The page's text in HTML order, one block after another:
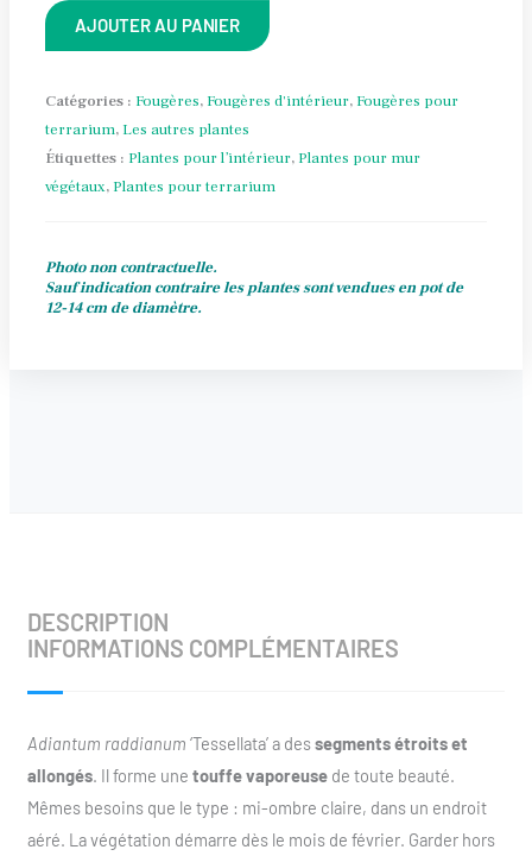
de
Adiantum
'Tessellata'
AJOUTER AU PANIER
Catégories : Fougères, Fougères d'intérieur, Fougères pour
terrarium, Les autres plantes
Étiquettes : Plantes pour l’intérieur, Plantes pour mur
végétaux, Plantes pour terrarium
Photo non contractuelle.
Sauf indication contraire les plantes sont vendues en pot de
12-14 cm de diamètre.
DESCRIPTION
INFORMATIONS COMPLÉMENTAIRES
Adiantum raddianum ‘Tessellata’ a dessegments étroits et
allongés. Il forme une touffe vaporeusede toute beauté.
Mêmes besoins que le type : mi-ombre claire, dans un endroit
aéré. La végétation démarre dès le mois de février. Garder hors